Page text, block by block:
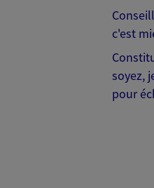
c'est
soyez,
pour